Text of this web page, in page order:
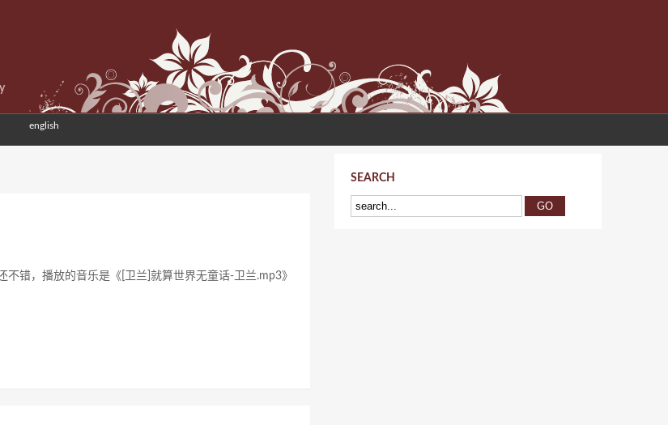
english
错，播放的音乐是《[卫兰]就算世界无童话-卫兰.mp3》
SEARCH